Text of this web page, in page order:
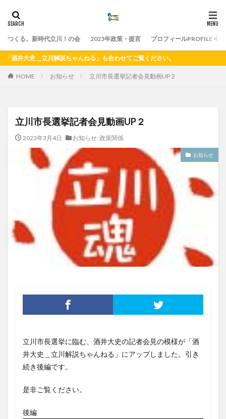
つくる。新時代立川！の会 2023年政策・提言 プロフィールPROFILE
井大史＿立川解説ちゃんねる」も合わせてご覧ください。
HOME お知らせ 立川市長選挙記者会見動画UP２
立川市長選挙記者会見動画UP２
2023年3月4日 お知らせ, 政策関係
お知らせ
立川市長選挙に臨む、酒井大史の記者会見の模様が「酒
井大史＿立川解説ちゃんねる」にアップしました。引き
続き後編です。
是非ご覧ください。
後編